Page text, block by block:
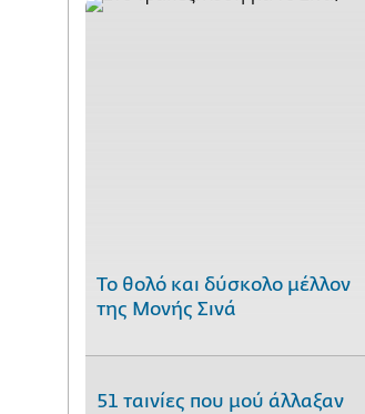
Το θολό και δύσκολο μέλλον
της Μονής Σινά
51 ταινίες που μού άλλαξαν